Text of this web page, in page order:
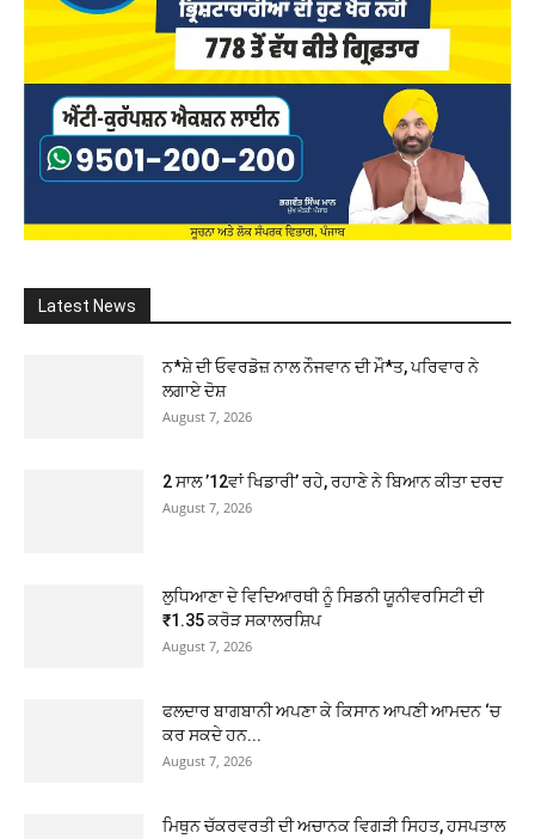
Latest News
ਨ*ਸ਼ੇ ਦੀ ਓਵਰਡੋਜ਼ ਨਾਲ ਨੌਜਵਾਨ ਦੀ ਮੌ*ਤ, ਪਰਿਵਾਰ ਨੇ
ਲਗਾਏ ਦੋਸ਼
August 7, 2026
2 ਸਾਲ ’12ਵਾਂ ਖਿਡਾਰੀ’ ਰਹੇ, ਰਹਾਣੇ ਨੇ ਬਿਆਨ ਕੀਤਾ ਦਰਦ
August 7, 2026
ਲੁਧਿਆਣਾ ਦੇ ਵਿਦਿਆਰਥੀ ਨੂੰ ਸਿਡਨੀ ਯੂਨੀਵਰਸਿਟੀ ਦੀ
₹1.35 ਕਰੋੜ ਸਕਾਲਰਸ਼ਿਪ
August 7, 2026
ਫਲਦਾਰ ਬਾਗਬਾਨੀ ਅਪਣਾ ਕੇ ਕਿਸਾਨ ਆਪਣੀ ਆਮਦਨ ‘ਚ
ਕਰ ਸਕਦੇ ਹਨ...
August 7, 2026
ਮਿਥੁਨ ਚੱਕਰਵਰਤੀ ਦੀ ਅਚਾਨਕ ਵਿਗੜੀ ਸਿਹਤ, ਹਸਪਤਾਲ